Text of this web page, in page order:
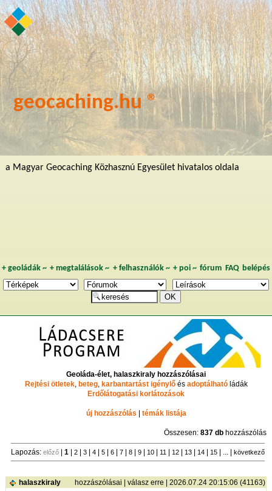
geocaching.hu ®
a Magyar Geocaching Közhasznú Egyesület hivatalos oldala
+ geoládák~ +megtalálások ~ + felhasználók~ + poi~ fórum FAQ belépés
Geoláda-élet, halaszkiraly hozzászólásai
Rejtési ötletek, beteg, karbantartást igénylőés adoptálhatóládák
Erdőlátogatási korlátozások
új hozzászólás témák listája
Összesen:837 db hozzászólás
Lapozás:előző |1 2 3 4 5 6 7 8 9 10 11 12 13 14 15 | ... |következő
halaszkiraly hozzászólásai |válasz erre | 2026.07.24 20:15:06 (41163)